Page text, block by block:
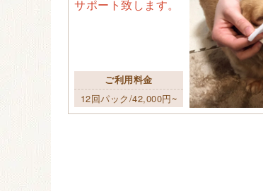
サポート致します。
ご利用料金
12回パック/42,000円~